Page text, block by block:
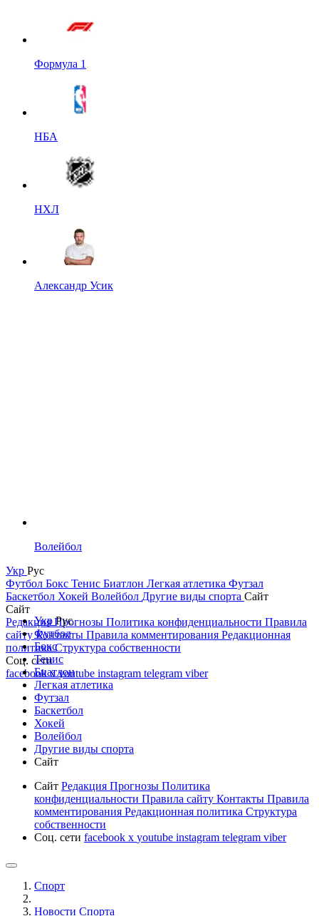
Формула 1
НБА
НХЛ
Александр Усик
Волейбол
Укр Рус
Футбол Бокс Тенис Биатлон Легкая атлетика Футзал
Баскетбол Хокей Волейбол Другие виды спорта Сайт
Сайт
РедакцияПрогнозы Политика конфиденциальности Правила
сайтуКонтакты Правила комментирования Редакционная
политикаСтруктура собственности
Соц. сети
facebookxyoutube instagram telegram viber
УкрРус
Футбол
Бокс
Тенис
Биатлон
Легкая атлетика
Футзал
Баскетбол
Хокей
Волейбол
Другие виды спорта
Сайт
Сайт Редакция Прогнозы Политика
конфиденциальности Правила сайту Контакты Правила
комментирования Редакционная политика Структура
собственности
Соц. сети facebook x youtube instagram telegram viber
Спорт
Новости Cпорта